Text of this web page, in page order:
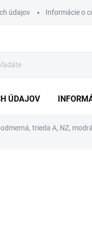
údajov Informácie o
ÚDAJOV
trieda A, NZ,